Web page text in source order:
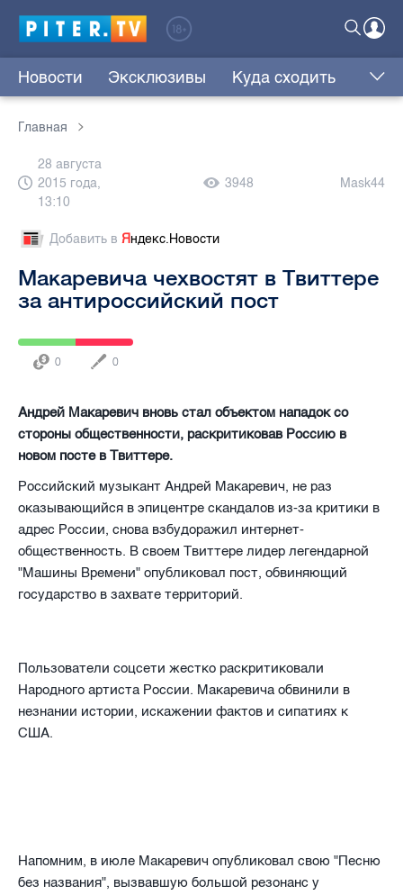
Новости Эксклюзивы Куда сходить
Главная
28 августа
2015 года,
13:10
3948 Mask44
Добавить в Яндекс.Новости
Макаревича чехвостят в Твиттере
за антироссийский пост
0 0
Андрей Макаревич вновь стал объектом нападок со
стороны общественности, раскритиковав Россию в
новом посте в Твиттере.
Российский музыкант Андрей Макаревич, не раз
оказывающийся в эпицентре скандалов из-за критики в
адрес России, снова взбудоражил интернет-
общественность. В своем Твиттере лидер легендарной
"Машины Времени" опубликовал пост, обвиняющий
государство в захвате территорий.
Пользователи соцсети жестко раскритиковали
Народного артиста России. Макаревича обвинили в
незнании истории, искажении фактов и сипатиях к
США.
Напомним, в июле Макаревич опубликовал свою "Песню
без названия", вызвавшую большой резонанс у